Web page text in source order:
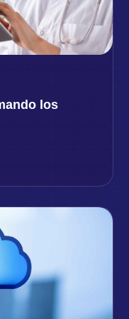
los